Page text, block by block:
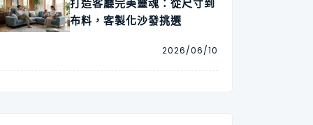
打造客廳完美靈魂：從尺寸到
布料，客製化沙發挑選
2026/06/10